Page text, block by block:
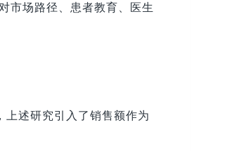
市场路径、患者教育、医生
上述研究引入了销售额作为